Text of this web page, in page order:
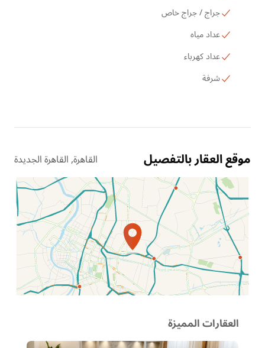
جراج / جراج خاص
عداد مياه
عداد كهرباء
شرفة
موقع العقار بالتفصيل القاهرة, القاهرة الجديدة
الموقع عل الخريطة
العقارات المميزة